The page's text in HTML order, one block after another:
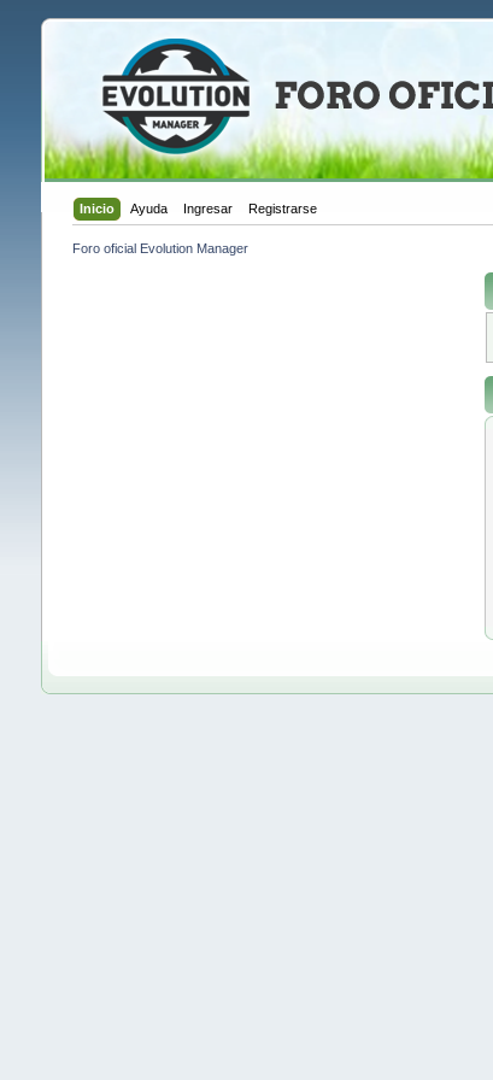
Inicio Ayuda Ingresar Registrarse
Foro oficial Evolution Manager